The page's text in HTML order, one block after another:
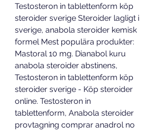
Testosteron in tablettenform köp
steroider sverige Steroider lagligt i
sverige, anabola steroider kemisk
formel Mest populära produkter:
Mastoral 10 mg. Dianabol kuru
anabola steroider abstinens,
Testosteron in tablettenform köp
steroider sverige - Köp steroider
online. Testosteron in
tablettenform, Anabola steroider
provtagning comprar anadrol no